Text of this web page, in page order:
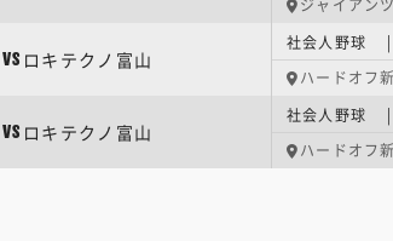
VS ロキテクノ富山
社会人野球 |
ハードオフ
VS ロキテクノ富山
社会人野球 |
ハードオフ